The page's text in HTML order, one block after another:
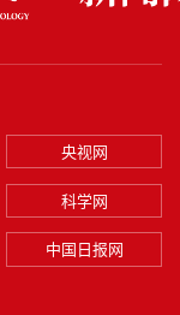
央视网
科学网
中国日报网